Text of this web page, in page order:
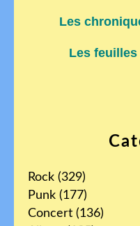
Rock (329)
Punk (177)
Concert (136)
Les
Les